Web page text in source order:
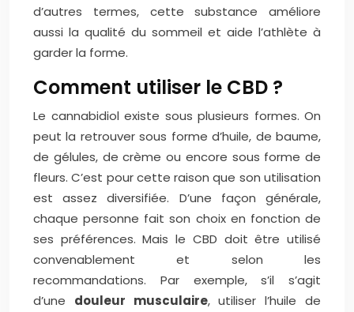
d’autres termes, cette substance améliore
aussi la qualité du sommeil et aide l’athlète à
garder la forme.
Comment utiliser le CBD ?
Le cannabidiol existe sous plusieurs formes. On
peut la retrouver sous forme d’huile, de baume,
de gélules, de crème ou encore sous forme de
fleurs. C’est pour cette raison que son utilisation
est assez diversifiée. D’une façon générale,
chaque personne fait son choix en fonction de
ses préférences. Mais le CBD doit être utilisé
convenablement et selon les
recommandations. Par exemple, s’il s’agit
d’une douleur musculaire, utiliser l’huile de